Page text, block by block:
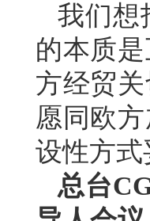
我们想
的本质
方经贸
愿同欧
设性方
总台